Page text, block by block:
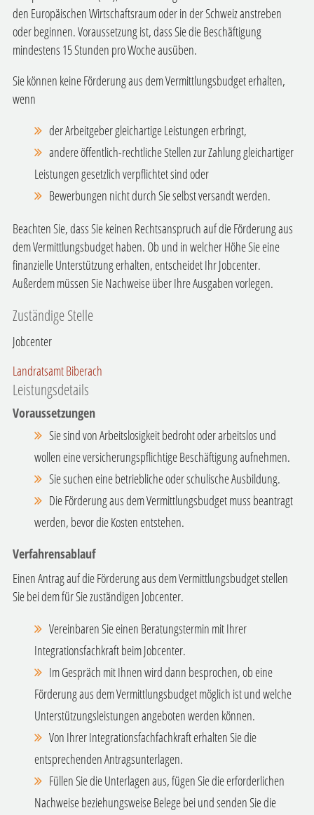
den Europäischen Wirtschaftsraum oder in der Schweiz anstreben
oder beginnen. Voraussetzung ist, dass Sie die Beschäftigung
mindestens 15 Stunden pro Woche ausüben.
Sie können keine Förderung aus dem Vermittlungsbudget erhalten,
wenn
der Arbeitgeber gleichartige Leistungen erbringt,
andere öffentlich-rechtliche Stellen zur Zahlung gleichartiger
Leistungen gesetzlich verpflichtet sind oder
Bewerbungen nicht durch Sie selbst versandt werden.
Beachten Sie, dass Sie keinen Rechtsanspruch auf die Förderung aus
dem Vermittlungsbudget haben. Ob und in welcher Höhe Sie eine
finanzielle Unterstützung erhalten, entscheidet Ihr Jobcenter.
Außerdem müssen Sie Nachweise über Ihre Ausgaben vorlegen.
Zuständige Stelle
Jobcenter
Landratsamt Biberach
Leistungsdetails
Voraussetzungen
Sie sind von Arbeitslosigkeit bedroht oder arbeitslos und
wollen eine versicherungspflichtige Beschäftigung aufnehmen.
Sie suchen eine betriebliche oder schulische Ausbildung.
Die Förderung aus dem Vermittlungsbudget muss beantragt
werden, bevor die Kosten entstehen.
Verfahrensablauf
Einen Antrag auf die Förderung aus dem Vermittlungsbudget stellen
Sie bei dem für Sie zuständigen Jobcenter.
Vereinbaren Sie einen Beratungstermin mit Ihrer
Integrationsfachkraft beim Jobcenter.
Im Gespräch mit Ihnen wird dann besprochen, ob eine
Förderung aus dem Vermittlungsbudget möglich ist und welche
Unterstützungsleistungen angeboten werden können.
Von Ihrer Integrationsfachfachkraft erhalten Sie die
entsprechenden Antragsunterlagen.
Füllen Sie die Unterlagen aus, fügen Sie die erforderlichen
Nachweise beziehungsweise Belege bei und senden Sie die